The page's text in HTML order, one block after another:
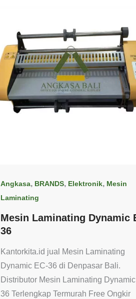
Angkasa, BRANDS, Elektronik, Mesin
Laminating
Mesin Laminating Dynamic
36
Kantorkita.id jual Mesin Laminating
Dynamic EC-36 di Denpasar Bali.
Distributor Mesin Laminating
36 Terlengkap Termurah Free Ongkir